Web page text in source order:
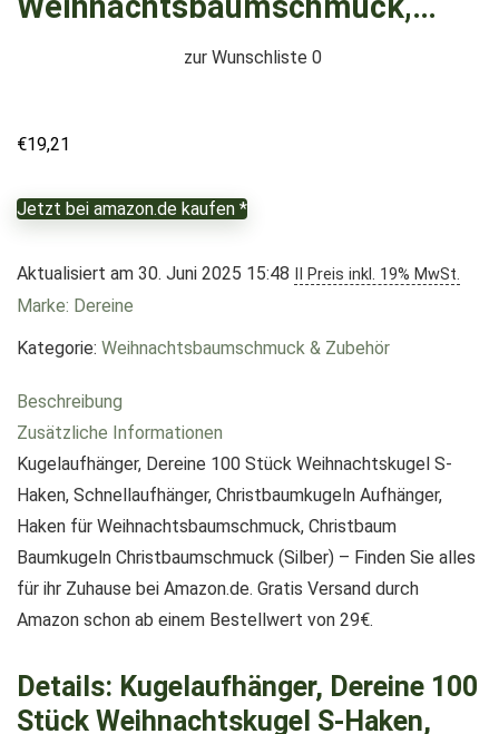
zur Wunschliste 0
€19,21
Jetzt bei amazon.de kaufen *
Aktualisiert am 30. Juni 2025 15:48 II Preis inkl. 19% MwSt.
Marke: Dereine
Kategorie: Weihnachtsbaumschmuck & Zubehör
Beschreibung
Zusätzliche Informationen
Kugelaufhänger, Dereine 100 Stück Weihnachtskugel S-
Haken, Schnellaufhänger, Christbaumkugeln Aufhänger,
Haken für Weihnachtsbaumschmuck, Christbaum
Baumkugeln Christbaumschmuck (Silber) – Finden Sie alles
für ihr Zuhause bei Amazon.de. Gratis Versand durch
Amazon schon ab einem Bestellwert von 29€.
Details: Kugelaufhänger, Dereine 100
Stück Weihnachtskugel S-Haken,